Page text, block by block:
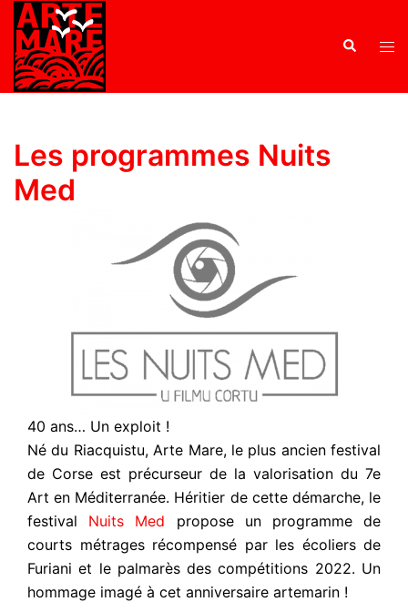
Les programmes Nuits
Med
40 ans… Un exploit !
Né du Riacquistu, Arte Mare, le plus ancien festival
de Corse est précurseur de la valorisation du 7e
Art en Méditerranée. Héritier de cette démarche, le
festival Nuits Med propose un programme de
courts métrages récompensé par les écoliers de
Furiani et le palmarès des compétitions 2022. Un
hommage imagé à cet anniversaire artemarin !